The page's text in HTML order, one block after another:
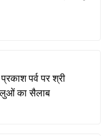
पर्व पर श्री
का सैलाब